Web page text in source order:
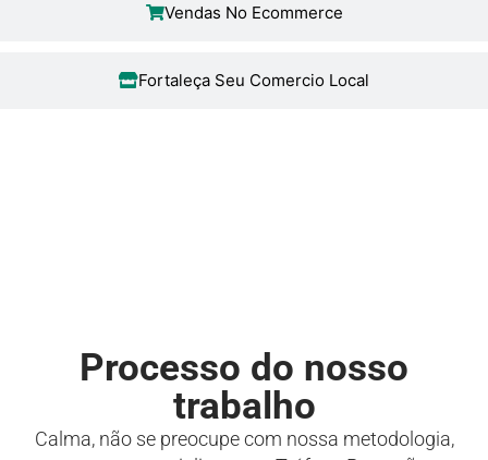
Vendas No Ecommerce
Fortaleça Seu Comercio Local
Processo do nosso
trabalho
Calma, não se preocupe com nossa metodologia,